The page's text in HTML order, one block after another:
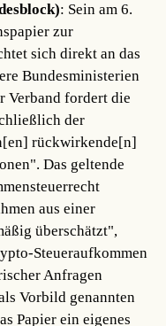
: Sein am 6.
zur
sich direkt an das
Bundesministerien
Verband fordert die
der
rückwirkende[n]
Das geltende
aus einer
überschätzt",
Steueraufkommen
Anfragen
Vorbild genannten
Papier ein eigenes